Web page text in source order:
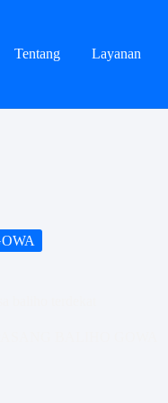
Tentang Layanan